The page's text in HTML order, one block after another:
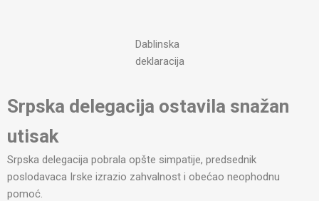
Dablinska
deklaracija
Srpska delegacija ostavila snažan
utisak
Srpska delegacija pobrala opšte simpatije, predsednik
poslodavaca Irske izrazio zahvalnost i obećao neophodnu
pomoć.